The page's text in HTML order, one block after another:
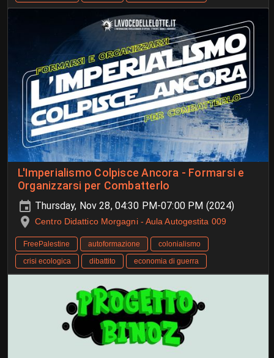
L'Imperialismo Colpisce Ancora - Formarsi e
Organizzarsi per Combatterlo
Thursday, Nov 28, 04:30 PM-07:00 PM (2024)
Centro Didattico Morgagni - Aula Autogestita 009
FreePalestine autoformazione
colonialismo
crisi ecologica
dibattito economia di guerra